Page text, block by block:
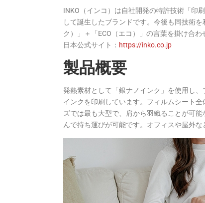
INKO（インコ）は自社開発の特許技術「印
して誕生したブランドです。今後も同技術
ク）」＋「ECO（エコ）」の言葉を掛け合わ
日本公式サイト： https://inko.co.jp
製品概要
発熱素材として「銀ナノインク」を使用し
インクを印刷しています。フィルムシート
ズでは最も大型で、肩から羽織ることが可
んで持ち運びが可能です。オフィスや屋外